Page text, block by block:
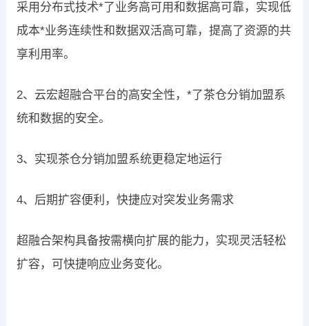
采用分布式技术*了业务高可用和数据高可靠，实现低
成本*业务连续性和数据双活高可靠，提高了资源的共
享利用率。
2、云宏超融合平台的高安全性，*了茶仓分销加盟系
统和数据的安全。
3、实现茶仓分销加盟系统更稳定地运行
4、后期扩容便利，快捷应对突发业务需求
超融合架构具备按需横向扩展的能力，实现灵活轻松
扩容，可快捷响应业务变化。